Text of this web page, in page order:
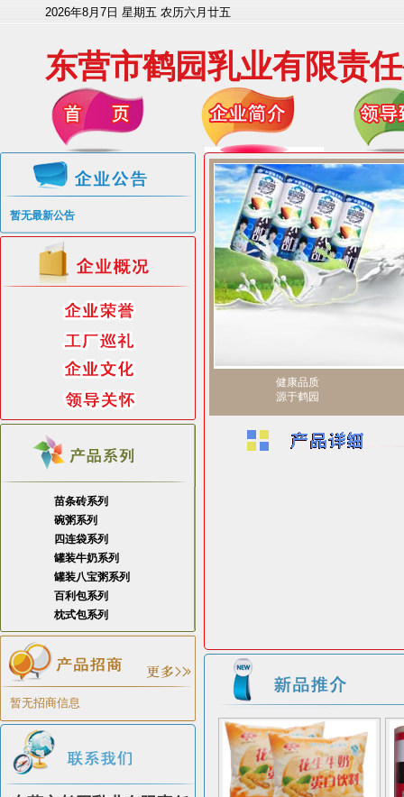
2026年8月7日 星期五 农历六月廿五
东营市鹤园乳业有限责
暂无最新公告
苗条砖系列
碗粥系列
四连袋系列
罐装牛奶系列
罐装八宝粥系列
百利包系列
枕式包系列
暂无招商信息
健康品质
源于鹤园